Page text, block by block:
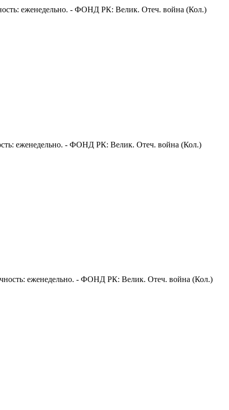
еженедельно. - ФОНД РК: Велик. Отеч. война (Кол.)
еженедельно. - ФОНД РК: Велик. Отеч. война (Кол.)
еженедельно. - ФОНД РК: Велик. Отеч. война (Кол.)